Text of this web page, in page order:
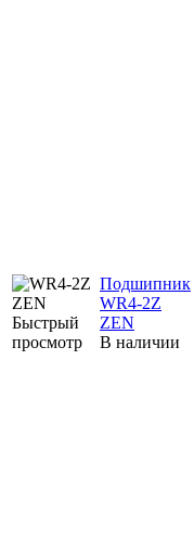
Быстрый
просмотр
Подшипник
WR4-2Z
ZEN
В наличии